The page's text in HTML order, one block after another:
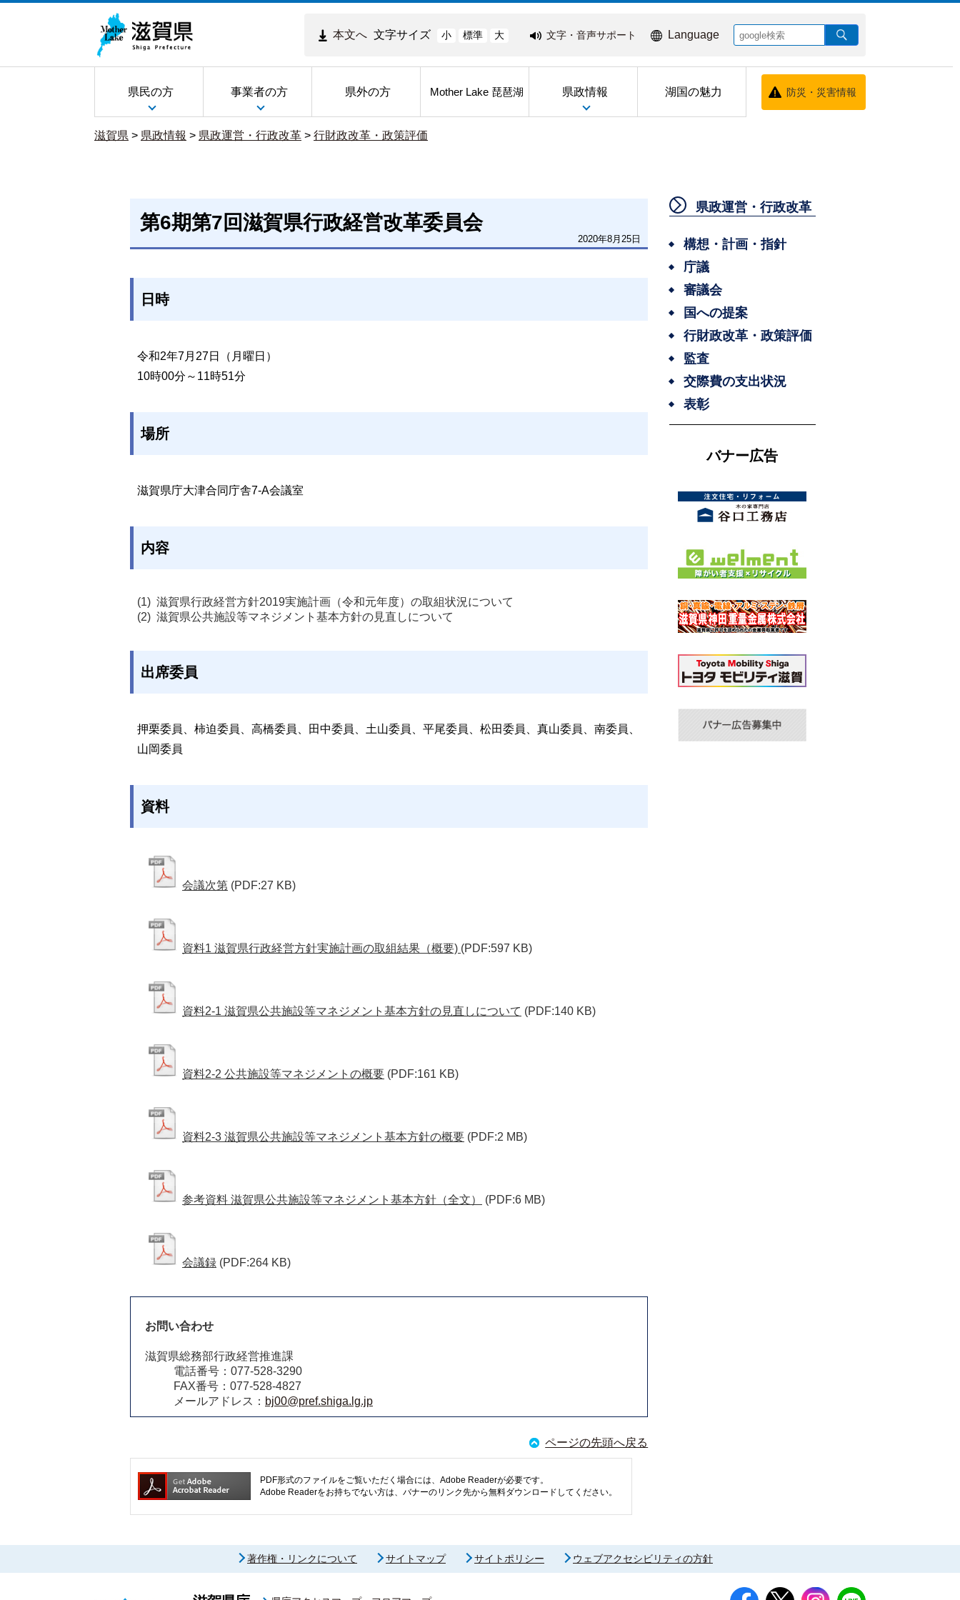
本文へ 文字サイズ 小 標準 大 文字・音声サポート Language
県民の方 事業者の方 県外の方 Mother Lake 琵琶湖 県政情報 湖国の魅力 防災・災害情報
滋賀県 > 県政情報 > 県政運営・行政改革 > 行財政改革・政策評価
第6期第7回滋賀県行政経営改革委員会
2020年8月25日
日時
令和2年7月27日（月曜日）
10時00分～11時51分
場所
滋賀県庁大津合同庁舎7-A会議室
内容
滋賀県行政経営方針2019実施計画（令和元年度）の取組状況について
滋賀県公共施設等マネジメント基本方針の見直しについて
出席委員
押栗委員、柿迫委員、高橋委員、田中委員、土山委員、平尾委員、松田委員、真山委員、南委員、
山岡委員
資料
会議次第 (PDF:27 KB)
資料1 滋賀県行政経営方針実施計画の取組結果（概要) (PDF:597 KB)
資料2-1 滋賀県公共施設等マネジメント基本方針の見直しについて (PDF:140 KB)
資料2-2 公共施設等マネジメントの概要 (PDF:161 KB)
資料2-3 滋賀県公共施設等マネジメント基本方針の概要 (PDF:2 MB)
参考資料 滋賀県公共施設等マネジメント基本方針（全文） (PDF:6 MB)
会議録 (PDF:264 KB)
お問い合わせ
滋賀県総務部行政経営推進課
電話番号：077-528-3290
FAX番号：077-528-4827
メールアドレス： bj00@pref.shiga.lg.jp
ページの先頭へ戻る
PDF形式のファイルをご覧いただく場合には、Adobe Readerが必要です。
Adobe Readerをお持ちでない方は、バナーのリンク先から無料ダウンロードしてください。
県政運営・行政改革
構想・計画・指針
庁議
審議会
国への提案
行財政改革・政策評価
監査
交際費の支出状況
表彰
バナー広告
著作権・リンクについて サイトマップ サイトポリシー ウェブアクセシビリティの方針